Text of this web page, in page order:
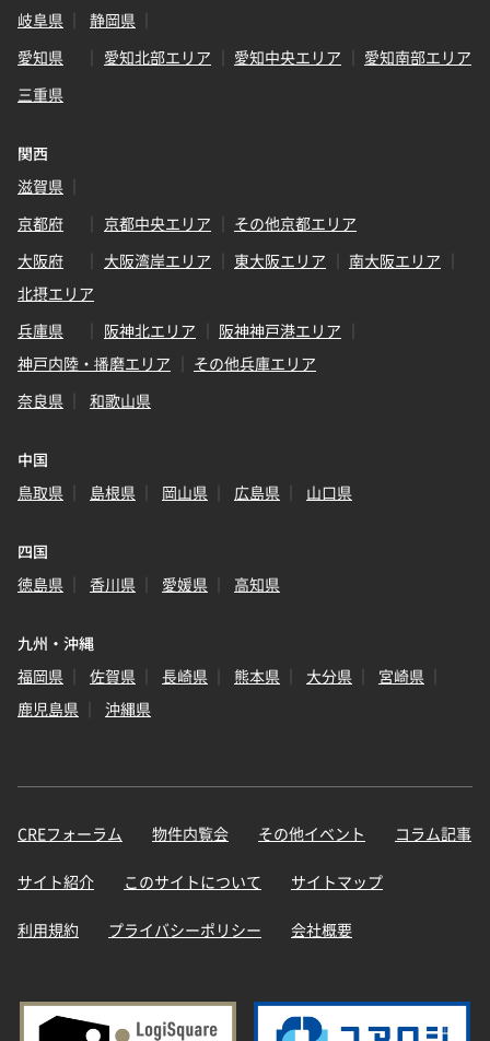
岐阜県
静岡県
愛知県
愛知北部エリア 愛知中央エリア
愛知南部エリア
三重県
関西
滋賀県
京都府
京都中央エリア
その他京都エリア
大阪府
大阪湾岸エリア 東大阪エリア
南大阪エリア
北摂エリア
兵庫県
阪神北エリア
阪神神戸港エリア
神戸内陸・播磨エリア
その他兵庫エリア
奈良県
和歌山県
中国
鳥取県
島根県 岡山県 広島県 山口県
四国
徳島県
香川県 愛媛県 高知県
九州・沖縄
福岡県
佐賀県 長崎県 熊本県 大分県
宮崎県
鹿児島県
沖縄県
CREフォーラム 物件内覧会 その他イベント コラム記事
サイト紹介 このサイトについて サイトマップ
利用規約 プライバシーポリシー 会社概要